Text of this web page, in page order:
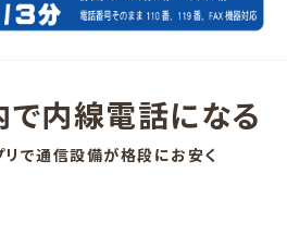
内線電話になる
で通信設備が格段にお安く